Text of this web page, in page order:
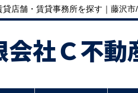
貸店舗・賃貸事務所を探す｜藤沢
会社Ｃ不動